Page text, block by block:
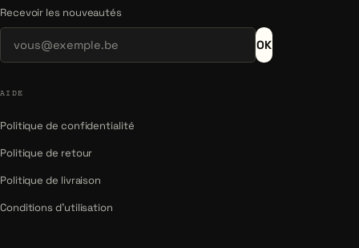
Recevoir les nouveautés
OK
AIDE
Politique de confidentialité
Politique de retour
Politique de livraison
Conditions d'utilisation